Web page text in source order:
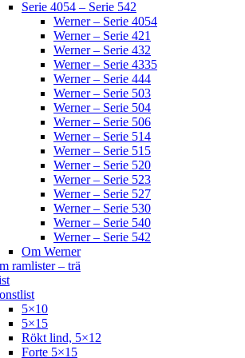
Serie 4054 – Serie 542
Werner – Serie 4054
Werner – Serie 421
Werner – Serie 432
Werner – Serie 4335
Werner – Serie 444
Werner – Serie 503
Werner – Serie 504
Werner – Serie 506
Werner – Serie 514
Werner – Serie 515
Werner – Serie 520
Werner – Serie 523
Werner – Serie 527
Werner – Serie 530
Werner – Serie 540
Werner – Serie 542
Om Werner
ramlister – trä
5×10
5×15
Rökt lind, 5×12
Forte 5×15